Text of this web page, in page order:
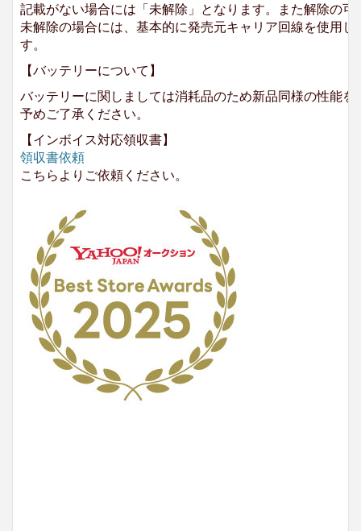
記載がない場合には「未解除」となります。また解除の可
未解除の場合には、基本的に発売元キャリア回線を使用
す。
【バッテリーについて】
バッテリーに関しましては消耗品のため新品同様の性能
予めご了承ください。
【インボイス対応領収書】
領収書依頼
こちらよりご依頼ください。